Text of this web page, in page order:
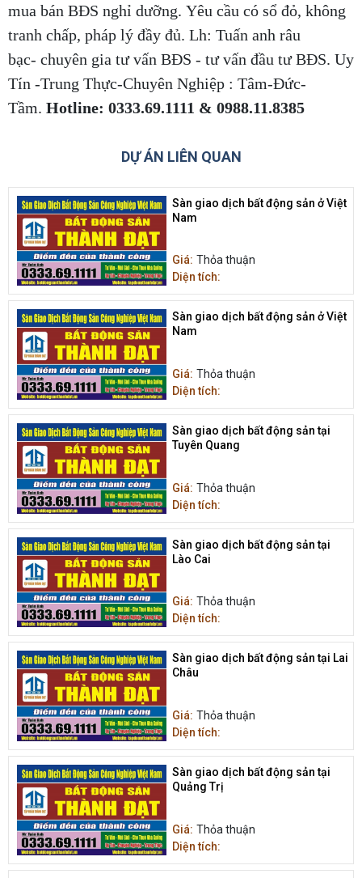
mua bán BĐS nghỉ dưỡng. Yêu cầu có sổ đỏ, không
tranh chấp, pháp lý đầy đủ. Lh: Tuấn anh râu
bạc- chuyên gia tư vấn BĐS - tư vấn đầu tư BĐS. Uy
Tín -Trung Thực-Chuyên Nghiệp : Tâm-Đức-
Tầm. Hotline: 0333.69.1111 & 0988.11.8385
DỰ ÁN LIÊN QUAN
Sàn giao dịch bất động sản ở Việt
Nam
Giá: Thỏa thuận
Diện tích:
Sàn giao dịch bất động sản ở Việt
Nam
Giá: Thỏa thuận
Diện tích:
Sàn giao dịch bất động sản tại
Tuyên Quang
Giá: Thỏa thuận
Diện tích:
Sàn giao dịch bất động sản tại
Lào Cai
Giá: Thỏa thuận
Diện tích:
Sàn giao dịch bất động sản tại Lai
Châu
Giá: Thỏa thuận
Diện tích:
Sàn giao dịch bất động sản tại
Quảng Trị
Giá: Thỏa thuận
Diện tích: